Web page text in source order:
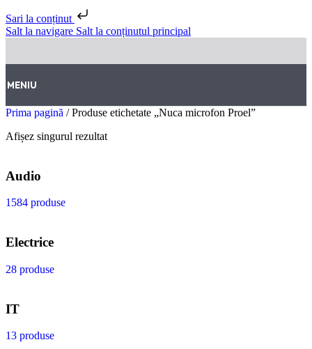
Sari la conținut
Salt la navigare Salt la conținutul principal
MENIU
Prima pagină / Produse etichetate „Nuca microfon Proel”
Afișez singurul rezultat
Audio
1584 produse
Electrice
28 produse
IT
13 produse